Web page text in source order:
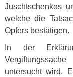
Juschtschenkos
welche die
Opfers bestätigen.
In der
untersucht wird.